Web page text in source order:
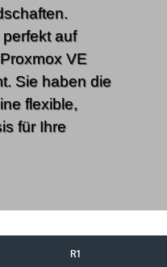
auf
VE
Sie haben die
flexible,
für Ihre
R1